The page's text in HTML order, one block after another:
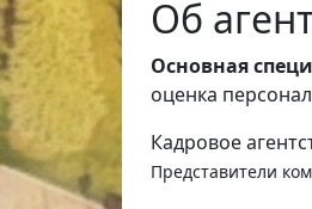
Об
Основная
оценка
Кадровое
Представители